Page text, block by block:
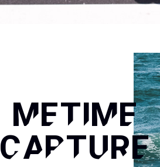
METIME
CAPTURE